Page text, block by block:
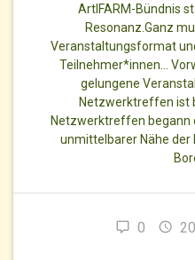
ArtIFARM-Bündnis
Resonanz.Ganz
Veranstaltungsformat
Teilnehmer*innen…
gelungene
Netzwerktreffen ist
Netzwerktreffen begann
unmittelbarer Nähe der
0